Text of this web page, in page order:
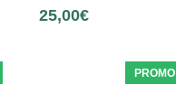
25,00€
PROMO